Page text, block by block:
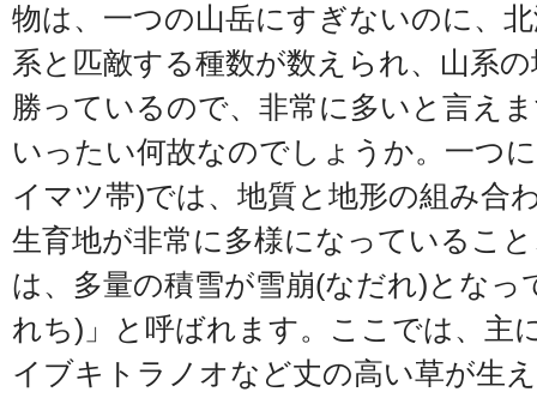
物は、一つの山岳にすぎないのに、
系と匹敵する種数が数えられ、山系
勝っているので、非常に多いと言え
いったい何故なのでしょうか。一つ
イマツ帯)では、地質と地形の組み合
生育地が非常に多様になっているこ
は、多量の積雪が雪崩(なだれ)となっ
れち)」と呼ばれます。ここでは、主
イブキトラノオなど丈の高い草が生